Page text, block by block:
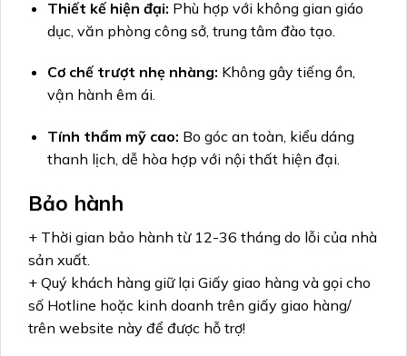
Thiết kế hiện đại: Phù hợp với không gian giáo
dục, văn phòng công sở, trung tâm đào tạo.
Cơ chế trượt nhẹ nhàng: Không gây tiếng ồn,
vận hành êm ái.
Tính thẩm mỹ cao: Bo góc an toàn, kiểu dáng
thanh lịch, dễ hòa hợp với nội thất hiện đại.
Bảo hành
+ Thời gian bảo hành từ 12-36 tháng do lỗi của nhà
sản xuất.
+ Quý khách hàng giữ lại Giấy giao hàng và gọi cho
số Hotline hoặc kinh doanh trên giấy giao hàng/
trên website này để được hỗ trợ!